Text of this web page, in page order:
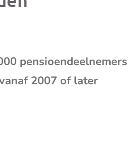
pensioendeelnemers
2007 of later